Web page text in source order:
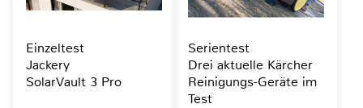
Einzeltest
Jackery
SolarVault 3 Pro
Serientest
Drei aktuelle Kärcher
Reinigungs-Geräte im
Test